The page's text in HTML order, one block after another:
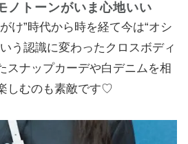
ノトーンがいま心地いい
け”時代から時を経て今は“オシ
う認識に変わったクロスボディ
スナップカーデや白デニムを相
しむのも素敵です♡